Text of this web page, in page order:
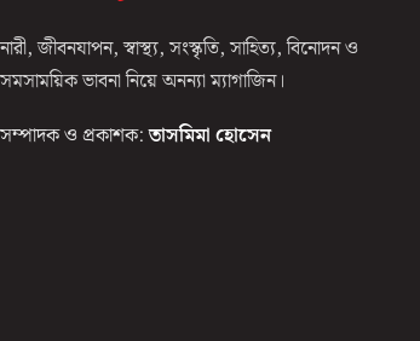
নারী, জীবনযাপন, স্বাস্থ্য, সংস্কৃতি, সাহিত্য, বিনোদন ও
সমসাময়িক ভাবনা নিয়ে অনন্যা ম্যাগাজিন।
সম্পাদক ও প্রকাশক: তাসমিমা হোসেন